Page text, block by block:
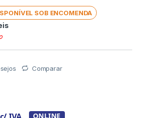
SOB ENCOMENDA
Comparar
ONLINE